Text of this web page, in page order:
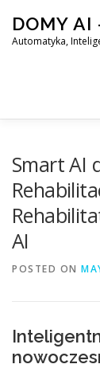
content
DOMY
Automatyka,
SMART
BLOG
Smart AI
AI
POSTED ON